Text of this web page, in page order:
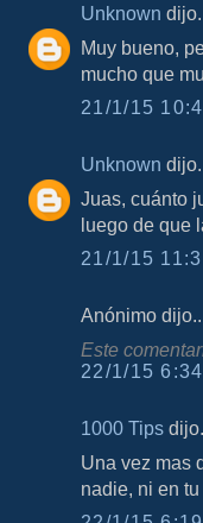
Unknown
Muy bueno,
mucho que
21/1/15
Unknown
Juas, cuánto
luego de que
21/1/15
Anónimo
Este
22/1/15
1000 Tips
Una vez mas
nadie, ni en